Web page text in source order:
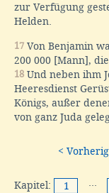
zur Verfügung
Helden.
17 Von Benjamin
200 000 [Mann],
18 Und neben ihm
Heeresdienst
Königs, außer
von ganz Juda
<
Kapitel: 1 ···